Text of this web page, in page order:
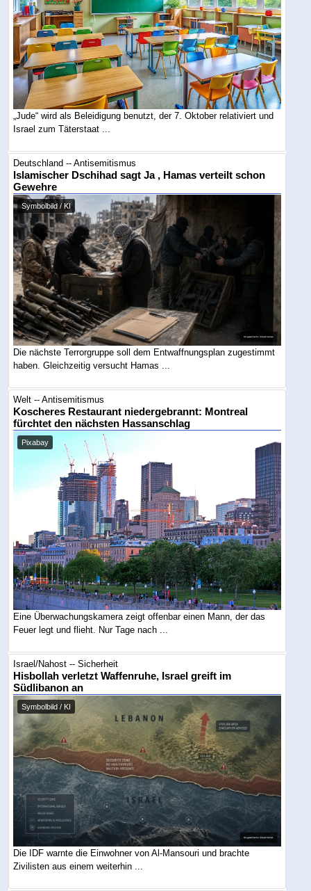
„Jude“ wird als Beleidigung benutzt, der 7. Oktober relativiert und
Israel zum Täterstaat ...
Deutschland -- Antisemitismus
Islamischer Dschihad sagt Ja , Hamas verteilt schon
Gewehre
Symbolbild / KI
Die nächste Terrorgruppe soll dem Entwaffnungsplan zugestimmt
haben. Gleichzeitig versucht Hamas ...
Welt -- Antisemitismus
Koscheres Restaurant niedergebrannt: Montreal
fürchtet den nächsten Hassanschlag
Pixabay
Eine Überwachungskamera zeigt offenbar einen Mann, der das
Feuer legt und flieht. Nur Tage nach ...
Israel/Nahost -- Sicherheit
Hisbollah verletzt Waffenruhe, Israel greift im
Südlibanon an
Symbolbild / KI
Die IDF warnte die Einwohner von Al-Mansouri und brachte
Zivilisten aus einem weiterhin ...